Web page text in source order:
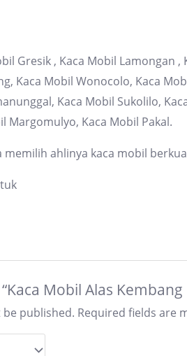
Gresik , Kaca Mobil Lamongan
Kaca Mobil Wonocolo, Kaca
Kaca Mobil Sukolilo,
Margomulyo, Kaca Mobil Pakal.
memilih ahlinya kaca mobil
Mobil Alas
published. Required fields are